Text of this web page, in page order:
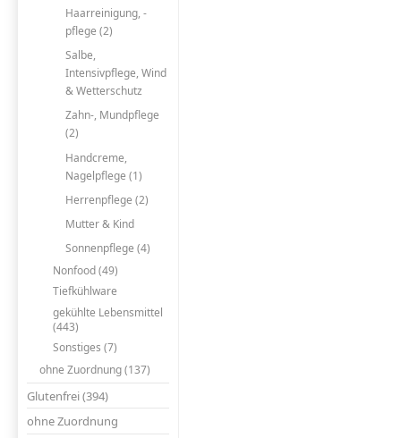
Haarreinigung, -
pflege (2)
Salbe,
Intensivpflege, Wind
& Wetterschutz
Zahn-, Mundpflege
(2)
Handcreme,
Nagelpflege (1)
Herrenpflege (2)
Mutter & Kind
Sonnenpflege (4)
Nonfood (49)
Tiefkühlware
gekühlte Lebensmittel
(443)
Sonstiges (7)
ohne Zuordnung (137)
Glutenfrei (394)
ohne Zuordnung